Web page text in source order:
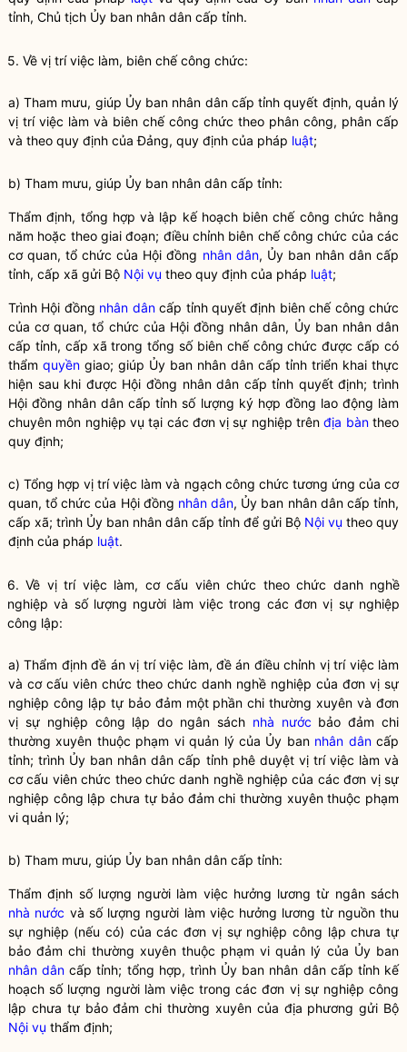
tỉnh, Chủ tịch Ủy ban nhân dân cấp tỉnh.
5. Về vị trí việc làm, biên chế công chức:
a) Tham mưu, giúp Ủy ban nhân dân cấp tỉnh quyết định, quản lý
vị trí việc làm và biên chế công chức theo phân công, phân cấp
và theo quy định của Đảng, quy định của pháp luật;
b) Tham mưu, giúp Ủy ban nhân dân cấp tỉnh:
Thẩm định, tổng hợp và lập kế hoạch biên chế công chức hằng
năm hoặc theo giai đoạn; điều chỉnh biên chế công chức của các
cơ quan, tổ chức của Hội đồng nhân dân, Ủy ban nhân dâncấp
tỉnh, cấp xã gửi Bộ Nội vụ theo quy định của pháp luật;
Trình Hội đồng nhân dâncấp tỉnh quyết định biên chế công chức
của cơ quan, tổ chức của Hội đồng nhân dân, Ủy ban nhân dân
cấp tỉnh, cấp xã trong tổng số biên chế công chức được cấp có
thẩm quyền giao; giúp Ủy ban nhân dân cấp tỉnh triển khai thực
hiện sau khi được Hội đồng nhân dân cấp tỉnh quyết định; trình
Hội đồng nhân dân cấp tỉnh số lượng ký hợp đồng lao động làm
chuyên môn nghiệp vụ tại các đơn vị sự nghiệp trênđịa bàntheo
quy định;
c) Tổng hợp vị trí việc làm và ngạch công chức tương ứng của cơ
quan, tổ chức của Hội đồng nhân dân, Ủy ban nhân dâncấp tỉnh,
cấp xã; trình Ủy ban nhân dân cấp tỉnh để gửi Bộ Nội vụ theo quy
định của pháp luật.
6. Về vị trí việc làm, cơ cấu viên chức theo chức danh nghề
nghiệp và số lượng người làm việc trong các đơn vị sự nghiệp
công lập:
a) Thẩm định đề án vị trí việc làm, đề án điều chỉnh vị trí việc làm
và cơ cấu viên chức theo chức danh nghề nghiệp của đơn vị sự
nghiệp công lập tự bảo đảm một phần chi thường xuyên và đơn
vị sự nghiệp công lập do ngân sách nhà nước bảo đảm chi
thường xuyên thuộc phạm vi quản lý của Ủy ban nhân dâncấp
tỉnh; trình Ủy ban nhân dân cấp tỉnh phê duyệt vị trí việc làm và
cơ cấu viên chức theo chức danh nghề nghiệp của các đơn vị sự
nghiệp công lập chưa tự bảo đảm chi thường xuyên thuộc phạm
vi quản lý;
b) Tham mưu, giúp Ủy ban nhân dân cấp tỉnh:
Thẩm định số lượng người làm việc hưởng lương từ ngân sách
nhà nước và số lượng người làm việc hưởng lương từ nguồn thu
sự nghiệp (nếu có) của các đơn vị sự nghiệp công lập chưa tự
bảo đảm chi thường xuyên thuộc phạm vi quản lý của Ủy ban
nhân dân cấp tỉnh; tổng hợp, trình Ủy ban nhân dâncấp tỉnh kế
hoạch số lượng người làm việc trong các đơn vị sự nghiệp công
lập chưa tự bảo đảm chi thường xuyên của địa phương gửi Bộ
Nội vụ thẩm định;